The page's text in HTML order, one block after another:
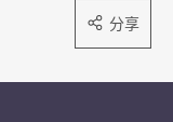
分享